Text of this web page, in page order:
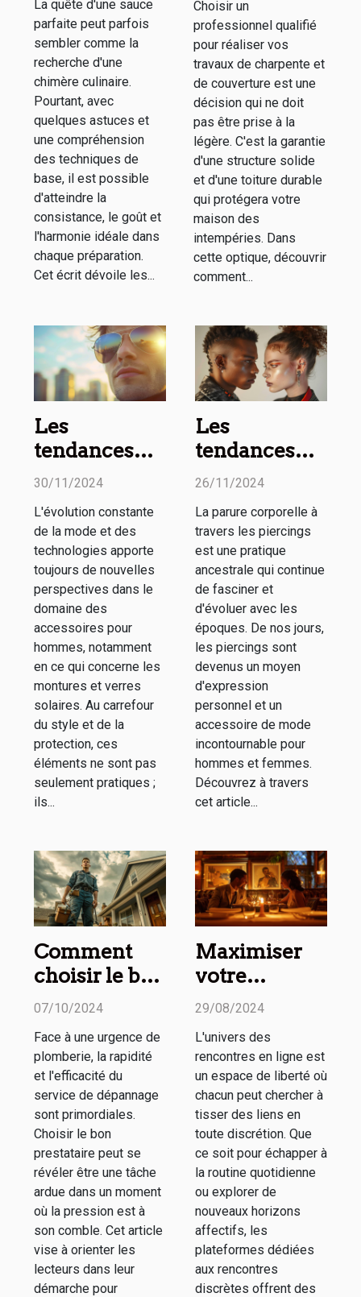
La quête d'une sauce
parfaite peut parfois
sembler comme la
recherche d'une
chimère culinaire.
Pourtant, avec
quelques astuces et
une compréhension
des techniques de
base, il est possible
d'atteindre la
consistance, le goût et
l'harmonie idéale dans
chaque préparation.
Cet écrit dévoile les...
travaux de
charpente et
couverture
Choisir un
professionnel qualifié
pour réaliser vos
travaux de charpente et
de couverture est une
décision qui ne doit
pas être prise à la
légère. C'est la garantie
d'une structure solide
et d'une toiture durable
qui protégera votre
maison des
intempéries. Dans
cette optique, découvrir
comment...
Les
tendances
actuelles en
montures et
verres
solaires pour
hommes
30/11/2024
L'évolution constante
de la mode et des
technologies apporte
toujours de nouvelles
perspectives dans le
domaine des
accessoires pour
hommes, notamment
en ce qui concerne les
montures et verres
solaires. Au carrefour
du style et de la
protection, ces
éléments ne sont pas
seulement pratiques ;
ils...
Les
tendances
actuelles des
pour homme
et femme
26/11/2024
La parure corporelle à
travers les piercings
est une pratique
ancestrale qui continue
de fasciner et
d'évoluer avec les
époques. De nos jours,
les piercings sont
devenus un moyen
d'expression
personnel et un
accessoire de mode
incontournable pour
hommes et femmes.
Découvrez à travers
cet article...
Comment
choisir le bon
service de
en plomberie
d'urgence
07/10/2024
Face à une urgence de
plomberie, la rapidité
et l'efficacité du
service de dépannage
sont primordiales.
Choisir le bon
prestataire peut se
révéler être une tâche
ardue dans un moment
où la pression est à
son comble. Cet article
vise à orienter les
lecteurs dans leur
démarche pour
Maximiser
votre
expérience
de
rencontres
discrètes
29/08/2024
L'univers des
rencontres en ligne est
un espace de liberté où
chacun peut chercher à
tisser des liens en
toute discrétion. Que
ce soit pour échapper à
la routine quotidienne
ou explorer de
nouveaux horizons
affectifs, les
plateformes dédiées
aux rencontres
discrètes offrent des